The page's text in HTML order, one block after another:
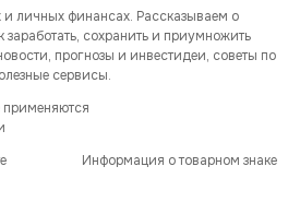
личных финансах. Рассказываем о
сохранить и приумножить
прогнозы и инвестидеи, советы по
сервисы.
Информация о товарном знаке